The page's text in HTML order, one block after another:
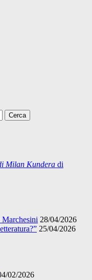
Milan Kundera di
28/04/2026
25/04/2026
02/2026